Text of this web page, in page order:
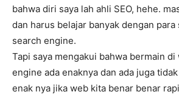
bahwa diri saya lah ahli SEO, hehe.
dan harus belajar banyak dengan para
search engine.
Tapi saya mengakui bahwa bermain di
engine ada enaknya dan ada juga
enak nya jika web kita benar benar